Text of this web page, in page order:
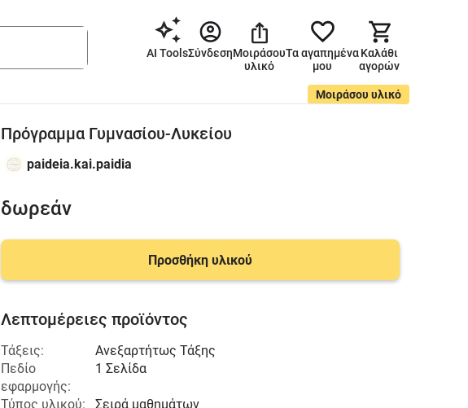
AI ToolsΣύνδεσηΜοιράσου
υλικό
Τα αγαπημένα
μου
Καλάθι
αγορών
Μοιράσου υλικό
Πρόγραμμα Γυμνασίου-Λυκείου
paideia.kai.paidia
δωρεάν
Προσθήκη υλικού
Λεπτομέρειες προϊόντος
Τάξεις:
Ανεξαρτήτως Τάξης
Πεδίο
εφαρμογής:
1 Σελίδα
Τύπος υλικού:
Σειρά μαθημάτων